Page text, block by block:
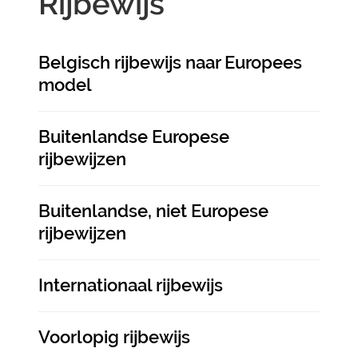
Thema's
Belgisch rijbewijs naar Europees
model
Buitenlandse Europese
rijbewijzen
Buitenlandse, niet Europese
rijbewijzen
Internationaal rijbewijs
Voorlopig rijbewijs